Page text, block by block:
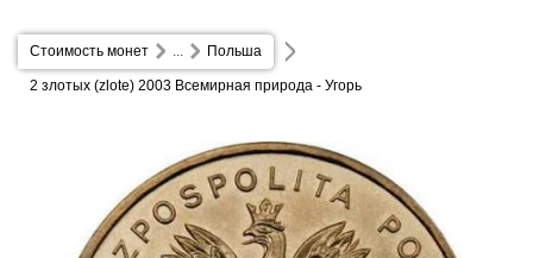
Стоимость монет Польша
...
2 злотых (zlote) 2003 Всемирная природа - Угорь